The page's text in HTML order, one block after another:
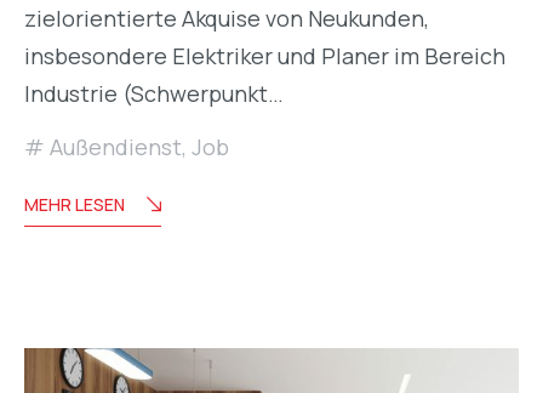
zielorientierte Akquise von Neukunden,
insbesondere Elektriker und Planer im Bereich
Industrie (Schwerpunkt…
Außendienst, Job
MEHR LESEN